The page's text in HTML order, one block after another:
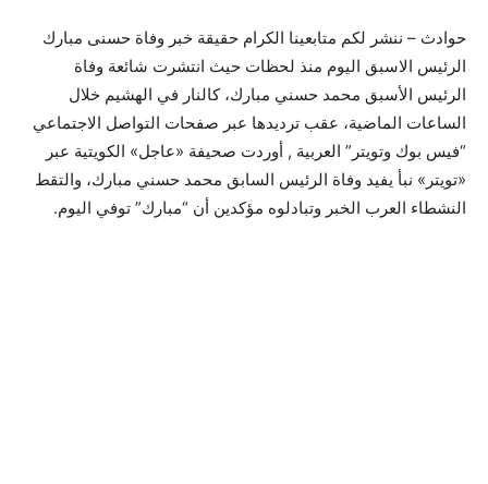
حوادث – ننشر لكم متابعينا الكرام حقيقة خبر وفاة حسنى مبارك
الرئيس الاسبق اليوم منذ لحظات حيث انتشرت شائعة وفاة
الرئيس الأسبق محمد حسني مبارك، كالنار في الهشيم خلال
الساعات الماضية، عقب ترديدها عبر صفحات التواصل الاجتماعي
“فيس بوك وتويتر” العربية , أوردت صحيفة «عاجل» الكويتية عبر
«تويتر» نبأ يفيد وفاة الرئيس السابق محمد حسني مبارك، والتقط
النشطاء العرب الخبر وتبادلوه مؤكدين أن “مبارك” توفي اليوم.